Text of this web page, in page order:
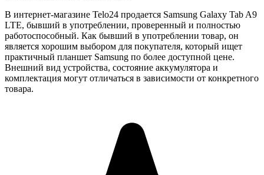
В интернет-магазине Telo24 продается Samsung Galaxy Tab A9
LTE, бывший в употреблении, проверенный и полностью
работоспособный. Как бывший в употреблении товар, он
является хорошим выбором для покупателя, который ищет
практичный планшет Samsung по более доступной цене.
Внешний вид устройства, состояние аккумулятора и
комплектация могут отличаться в зависимости от конкретного
товара.